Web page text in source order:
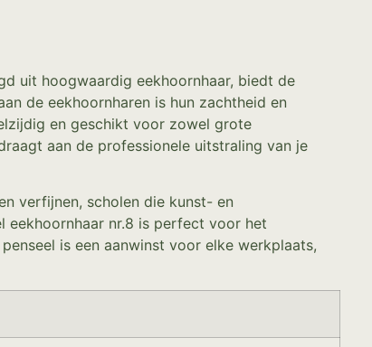
uit hoogwaardig eekhoornhaar, biedt de
de eekhoornharen is hun zachtheid en
en geschikt voor zowel grote
aan de professionele uitstraling van je
verfijnen, scholen die kunst- en
eekhoornhaar nr.8 is perfect voor het
is een aanwinst voor elke werkplaats,